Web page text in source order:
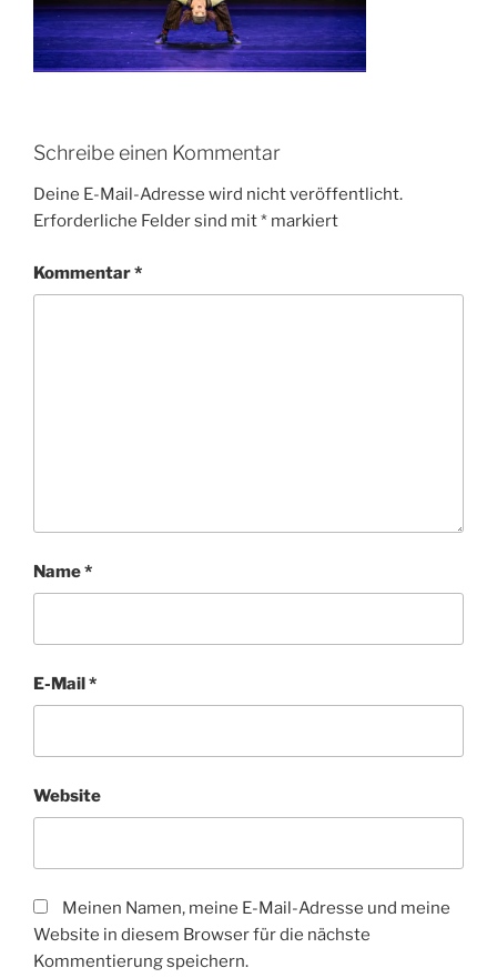
Schreibe einen Kommentar
Deine E-Mail-Adresse wird nicht veröffentlicht.
Erforderliche Felder sind mit* markiert
Kommentar*
Name*
E-Mail*
Website
Meinen Namen, meine E-Mail-Adresse und meine
Website in diesem Browser für die nächste
Kommentierung speichern.